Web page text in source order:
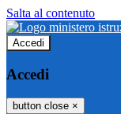
Salta al contenuto
Accedi
Accedi
button close ×